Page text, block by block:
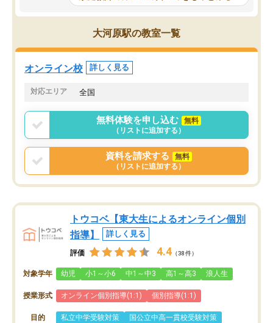
科目が増えてきました！あと1年受験ま
であるので無料の週末教室を使用しな
がら頑張って欲しいと思います！
大河原駅の教室一覧
オンライン校 詳しく見る
対応エリア 全国
無料体験を申し込む
無料
（リストに追加する）
資料を請求する
無料
（リストに追加する）
トウコベ【東大生によるオンライン個別
指導】
詳しく見る
評価 4.4 （38件）
対象学年 幼児 小1～小6 中1～中3 高1～高3 浪人生
授業形式 オンライン個別指導(1:1) 個別指導(1:1)
目的 私立中学受験対策
国公立中高一貫校受験対策